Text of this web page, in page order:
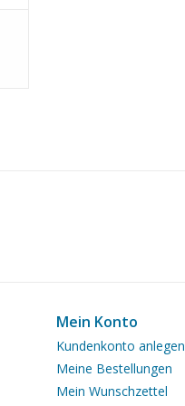
Mein Konto
Kundenkonto anlegen
Meine Bestellungen
Mein Wunschzettel